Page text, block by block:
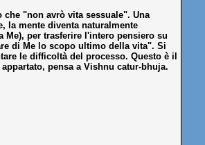
che "non avrò vita sessuale". Una
la mente diventa naturalmente
Me), per trasferire l'intero pensiero su
di Me lo scopo ultimo della vita". Si
le difficoltà del processo. Questo è il
pensa a Vishnu catur-bhuja.